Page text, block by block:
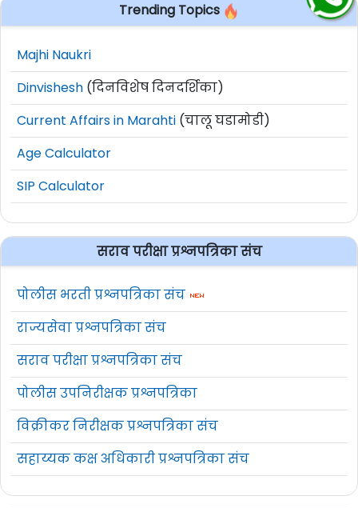
Trending Topics
Majhi Naukri
Dinvishesh (दिनविशेष दिनदर्शिका)
Current Affairs in Marahti (चालू घडामोडी)
Age Calculator
SIP Calculator
सराव परीक्षा प्रश्नपत्रिका संच
पोलीस भरती प्रश्नपत्रिका संच
राज्यसेवा प्रश्नपत्रिका संच
सराव परीक्षा प्रश्नपत्रिका संच
पोलीस उपनिरीक्षक प्रश्नपत्रिका
विक्रीकर निरीक्षक प्रश्नपत्रिका संच
सहाय्यक कक्ष अधिकारी प्रश्नपत्रिका संच